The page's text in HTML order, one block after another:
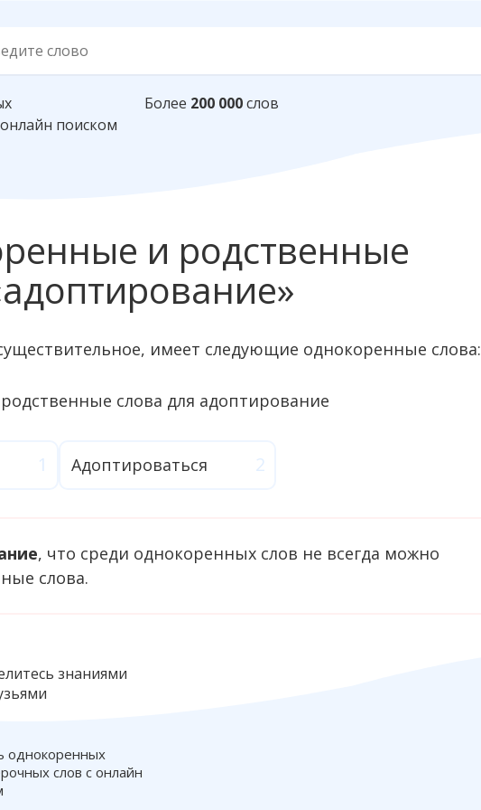
поиском
Более 200 000слов
и родственные
имеет следующие однокоренные слова:
Адоптироваться
, что среди однокоренных слов не всегда можно
слова.
однокоренных
слов с онлайн
знаниями